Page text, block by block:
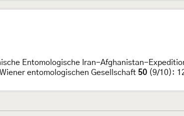
Entomologische Iran-Afghanistan-
entomologischen Gesellschaft 50 (9/10):